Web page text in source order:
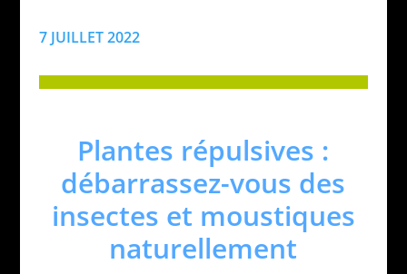
7 JUILLET 2022
Plantes répulsives :
débarrassez-vous des
insectes et moustiques
naturellement